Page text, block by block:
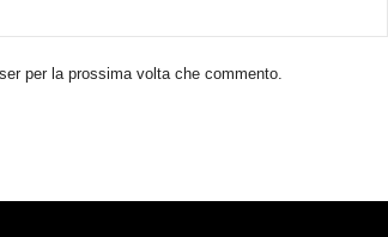
per la prossima volta che commento.